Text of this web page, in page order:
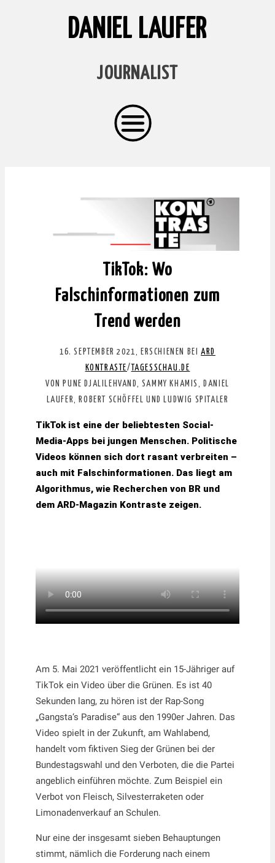
DANIEL LAUFER
JOURNALIST
TikTok: Wo
Falschinformationen zum
Trend werden
16. SEPTEMBER 2021, ERSCHIENEN BEIARD
KONTRASTE/ TAGESSCHAU.DE
VON PUNE DJALILEHVAND, SAMMY KHAMIS, DANIEL
LAUFER, ROBERT SCHÖFFEL UND LUDWIG SPITALER
TikTok ist eine der beliebtesten Social-
Media-Apps bei jungen Menschen. Politische
Videos können sich dort rasant verbreiten –
auch mit Falschinformationen. Das liegt am
Algorithmus, wie Recherchen von BR und
dem ARD-Magazin Kontraste zeigen.
Am 5. Mai 2021 veröffentlicht ein 15-Jähriger auf
TikTok ein Video über die Grünen. Es ist 40
Sekunden lang, zu hören ist der Rap-Song
„Gangsta‘s Paradise“ aus den 1990er Jahren. Das
Video spielt in der Zukunft, am Wahlabend,
handelt vom fiktiven Sieg der Grünen bei der
Bundestagswahl und den Verboten, die die Partei
angeblich einführen möchte. Zum Beispiel ein
Verbot von Fleisch, Silvesterraketen oder
Limonadenverkauf an Schulen.
Nur eine der insgesamt sieben Behauptungen
stimmt, nämlich die Forderung nach einem